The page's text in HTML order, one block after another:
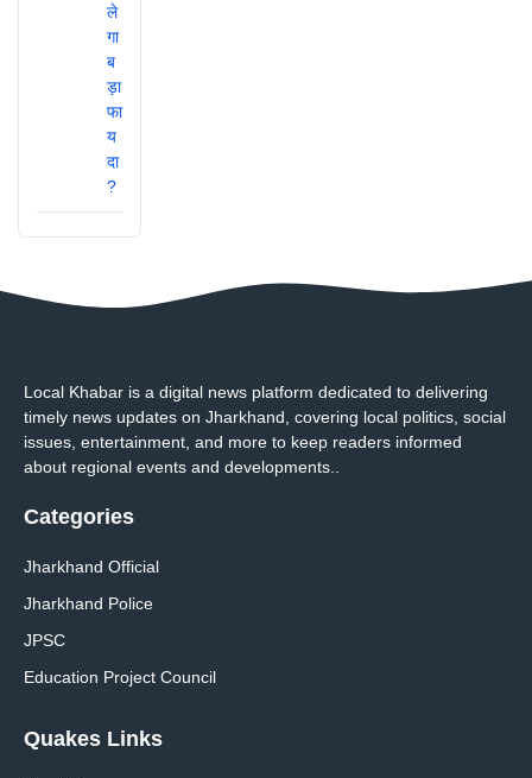
Local Khabar is a digital news platform dedicated to delivering
timely news updates on Jharkhand, covering local politics, social
issues, entertainment, and more to keep readers informed
about regional events and developments..
Categories
Jharkhand Official
Jharkhand Police
JPSC
Education Project Council
Quakes Links